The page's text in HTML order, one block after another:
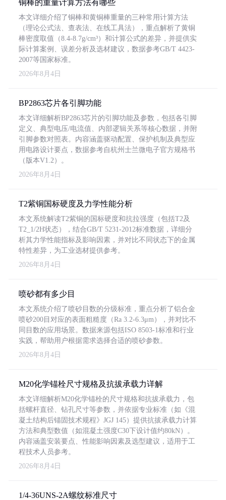
铜棒的重量计算方法有哪些
本文详细介绍了铜棒和黄铜棒重量的三种常用计算方法
（理论公式法、查表法、在线工具法），重点解析了黄铜
棒密度取值（8.4-8.7g/cm³）和计算公式的差异，并提供实
际计算案例、误差分析及选材建议，数据参考GB/T 4423-
2007等国家标准。
2026年8月4日
BP2863芯片各引脚功能
本文详细解析BP2863芯片的引脚功能及参数，包括各引脚
定义、典型电压/电流值、内部逻辑关系等核心数据，并附
引脚参数对照表。内容涵盖驱动配置、保护机制及典型应
用电路设计要点，数据参考自杭州士兰微电子官方规格书
（版本V1.2）。
2026年8月4日
T2紫铜国标硬度及力学性能分析
本文系统解读T2紫铜的国标硬度和抗拉强度（包括T2及
T2_1/2H状态），结合GB/T 5231-2012标准数据，详细分
析其力学性能指标及影响因素，并对比不同状态下的金属
特性差异，为工业选材提供参考。
2026年8月4日
喷砂都有多少目
本文系统介绍了喷砂目数的分级标准，重点分析了铝合金
喷砂200目对应的表面粗糙度（Ra 3.2-6.3μm），并对比不
同目数的应用场景。数据来源包括ISO 8503-1标准和行业
实践，帮助用户根据需求选择合适的喷砂参数。
2026年8月4日
M20化学锚栓尺寸规格及抗拔承载力详解
本文详细解析M20化学锚栓的尺寸规格和抗拔承载力，包
括螺杆直径、钻孔尺寸等参数，并依据专业标准（如《混
凝土结构后锚固技术规程》JGJ 145）提供抗拔承载力计算
方法和典型数值（如混凝土强度C30下设计值约80kN）。
内容涵盖安装要点、性能影响因素及选型建议，适用于工
程技术人员参考。
2026年8月4日
1/4-36UNS-2A螺纹标准尺寸